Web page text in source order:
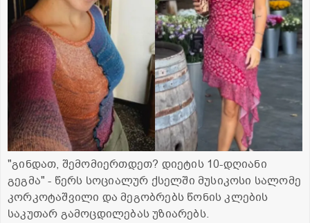
"გინდათ, შემომიერთდეთ? დიეტის 10-დღიანი
გეგმა" - წერს სოციალურ ქსელში მუსიკოსი სალომე
კორკოტაშვილი და მეგობრებს წონის კლების
საკუთარ გამოცდილებას უზიარებს.